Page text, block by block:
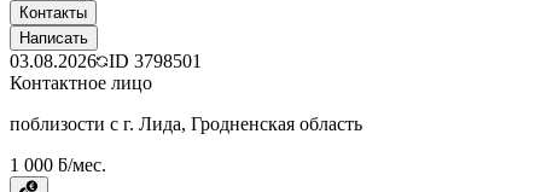
Контакты
Написать
03.08.2026 ID 3798501
Контактное лицо
поблизости с г. Лида, Гродненская область
1 000 ƃ/мес.